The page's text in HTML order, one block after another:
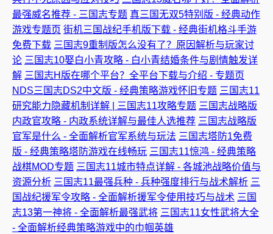
最强威名推荐 - 三国志专题 真三国无双5特别版 - 经典动作
游戏专题页 街机三国战纪手机版下载 - 经典街机格斗手游
免费下载 三国志9重制版怎么没有了？原因解析与玩家讨
论 三国志10娶白小青攻略 - 白小青结婚条件与剧情触发详
解 三国志H版在哪个平台？全平台下载与介绍 - 专题页
NDS三国志DS2中文版 - 经典策略游戏怀旧专题 三国志11
研究能力隐藏机制详解 | 三国志11攻略专题 三国志战略版
内政官攻略 - 内政系统详解与最佳人选推荐 三国志战略版
官军是什么 - 全面解析官军系统与玩法 三国志塔防1免费
版 - 经典策略塔防游戏在线畅玩 三国志11惊鸿 - 经典策略
战棋MOD专题 三国志11城市特点详解 - 各城池战略价值与
资源分析 三国志11最强兵种 - 兵种强度排行与战术解析 三
国战纪援军令攻略 - 全面解析援军令使用技巧与战术 三国
志13第一神将 - 全面解析最强武将 三国志11女性武将大全
- 全面解析经典策略游戏中的巾帼英雄